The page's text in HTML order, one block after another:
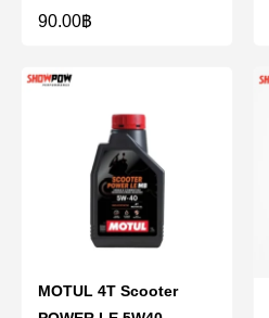
90.00฿
MOTUL 4T Scooter